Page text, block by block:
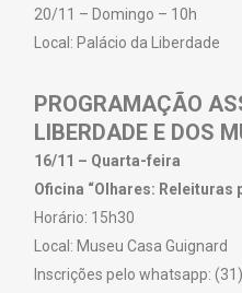
20/11 – Domingo – 10h
Local: Palácio da Liberdade
PROGRAMAÇÃO
LIBERDADE E DOS
16/11 – Quarta-feira
Oficina “Olhares: Releituras
Horário: 15h30
Local: Museu Casa Guignard
Inscrições pelo whatsapp: